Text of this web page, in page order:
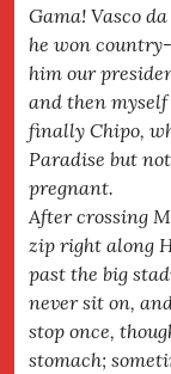
Gama! Vasco
he won
him our
and then myself
finally Chipo,
Paradise but
pregnant.
After crossing
zip right along
past the big
never sit on,
stop once,
stomach;